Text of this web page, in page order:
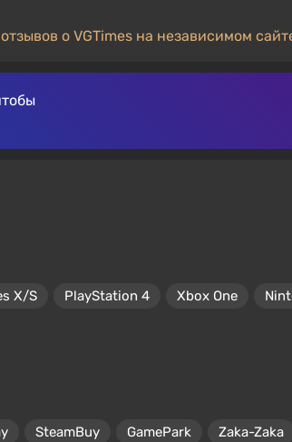
о VGTimes на независимом
X/S PlayStation 4 Xbox One
SteamBuy GamePark
Zaka-Zaka